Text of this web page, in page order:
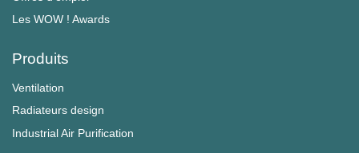
Les WOW ! Awards
Produits
Ventilation
Radiateurs design
Industrial Air Purification